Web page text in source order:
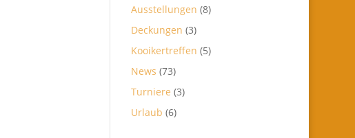
Ausstellungen (8)
Deckungen (3)
Kooikertreffen (5)
News (73)
Turniere (3)
Urlaub (6)